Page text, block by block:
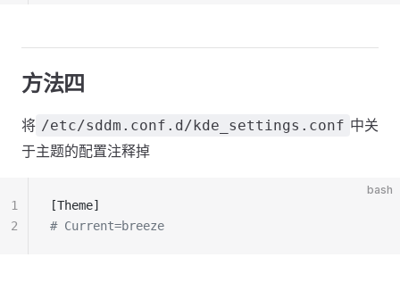
方法四
将 /etc/sddm.conf.d/kde_settings.conf 中关
于主题的配置注释掉
bash
[Theme]
# Current=breeze
1
2